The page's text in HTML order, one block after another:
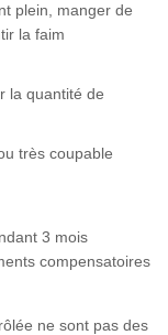
plein, manger de
la faim
la quantité de
très coupable
3 mois
compensatoires
ne sont pas des